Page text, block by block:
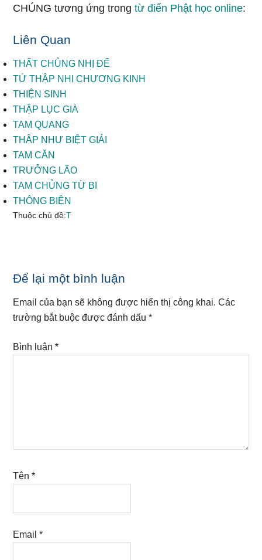
CHÚNG tương ứng trongtừ điển Phật học online:
Liên Quan
THẤT CHỦNG NHỊ ĐẾ
TỨ THẬP NHỊ CHƯƠNG KINH
THIỆN SINH
THẬP LỤC GIÀ
TAM QUANG
THẬP NHƯ BIỆT GIẢI
TAM CĂN
TRƯỞNG LÃO
TAM CHỦNG TỪ BI
THÔNG BIỆN
Thuộc chủ đề:T
Reader
Interactions
Để lại một bình luận
Email của bạn sẽ không được hiển thị công khai. Các
trường bắt buộc được đánh dấu*
Bình luận*
Tên*
Email*